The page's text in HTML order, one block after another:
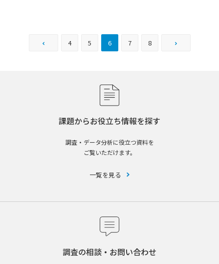
前へ 4 5 6 7 8 次へ
課題からお役立ち情報を探す
調査・データ分析に役立つ資料を
ご覧いただけます。
一覧を見る
調査の相談・お問い合わせ